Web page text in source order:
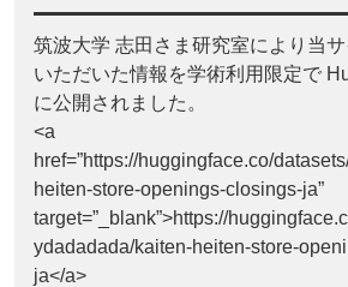
筑波大学 志田さま研究室により当
いただいた情報を学術利用限定で
に公開されました。
<a
href=”https://huggingface.co/
heiten-store-openings-closings-ja”
target=”_blank”>https://
ydadadada/kaiten-heiten-store-
ja</a>